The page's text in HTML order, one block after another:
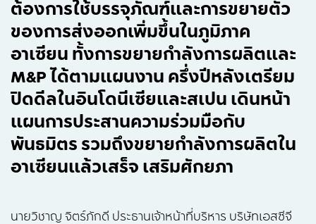
ต้องการใช้บรรจุภัณฑ์และการขยายตัว
ของการส่งออกเพิ่มขึ้นในภูมิภาค
อาเซียน ทั้งการขยายกำลังการผลิตและ
M&P ได้ตามแผนงาน ครึ่งปีหลังเตรียม
ปิดดีลในอินโดนีเซียและสเปน เดินหน้า
แผนการประสานความร่วมมือกับ
พันธมิตร รวมถึงขยายกำลังการผลิตใน
อาเซียนแล้วเสร็จ เสริมศักยภา
นายวิชาญ จิตร์ภักดี ประธานเจ้าหน้าที่บริหาร บริษัทเอสซีจี